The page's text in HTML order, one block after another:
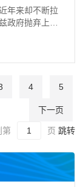
达成金融自主
南金融合作提
融治理体系具
年来却不断拉
政府抛弃上一
印关系“再平
代夫具备实施
但也面临诸多
，清楚南亚小国
4 5
下一页
第 页 跳转